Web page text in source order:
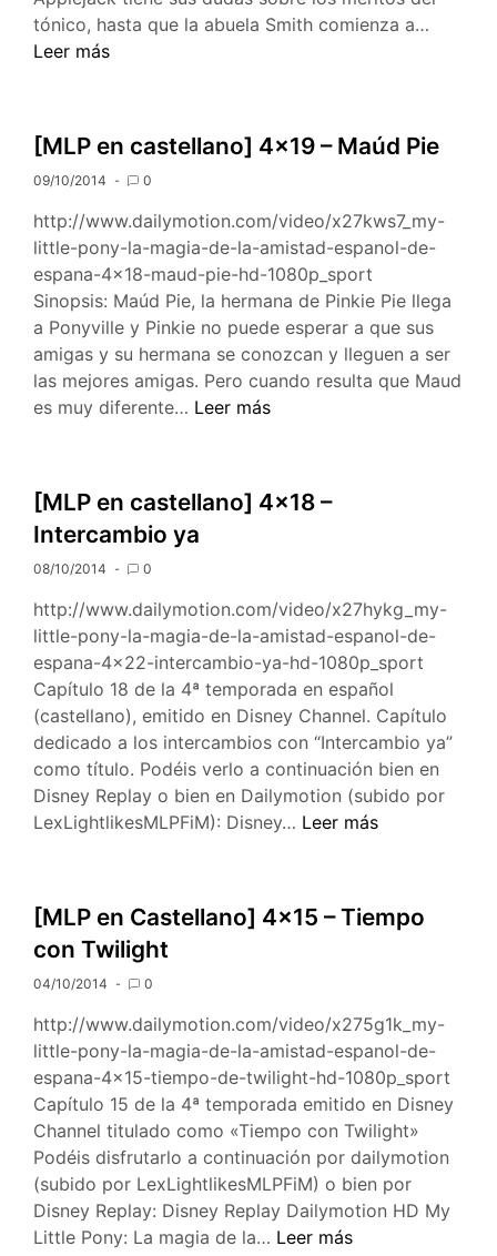
tónico, hasta que la abuela Smith comienza a…
Leer más
[MLP en castellano] 4×19 – Maúd Pie
09/10/2014 0
http://www.dailymotion.com/video/x27kws7_my-
little-pony-la-magia-de-la-amistad-espanol-de-
espana-4×18-maud-pie-hd-1080p_sport
Sinopsis: Maúd Pie, la hermana de Pinkie Pie llega
a Ponyville y Pinkie no puede esperar a que sus
amigas y su hermana se conozcan y lleguen a ser
las mejores amigas. Pero cuando resulta que Maud
es muy diferente… [MLP
–
Maúd
Leer más
[MLP en castellano] 4×18 –
Intercambio ya
08/10/2014 0
http://www.dailymotion.com/video/x27hykg_my-
little-pony-la-magia-de-la-amistad-espanol-de-
espana-4×22-intercambio-ya-hd-1080p_sport
Capítulo 18 de la 4ª temporada en español
(castellano), emitido en Disney Channel. Capítulo
dedicado a los intercambios con “Intercambio ya”
como título. Podéis verlo a continuación bien en
Disney Replay o bien en Dailymotion (subido por
LexLightlikesMLPFiM): Disney… [MLP
–
Leer más
[MLP en Castellano] 4×15 – Tiempo
con Twilight
04/10/2014 0
http://www.dailymotion.com/video/x275g1k_my-
little-pony-la-magia-de-la-amistad-espanol-de-
espana-4×15-tiempo-de-twilight-hd-1080p_sport
Capítulo 15 de la 4ª temporada emitido en Disney
Channel titulado como «Tiempo con Twilight»
Podéis disfrutarlo a continuación por dailymotion
(subido por LexLightlikesMLPFiM) o bien por
Disney Replay: Disney Replay Dailymotion HD My
Little Pony: La magia de la… [MLP
Leer más